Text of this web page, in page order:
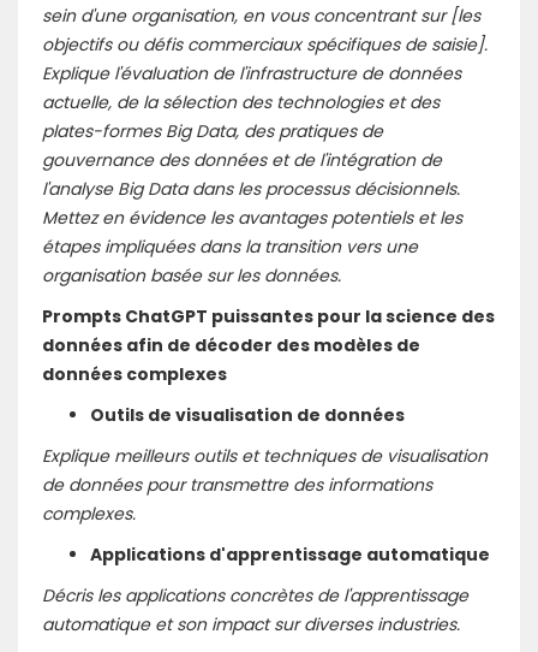
sein d'une organisation, en vous concentrant sur [les
objectifs ou défis commerciaux spécifiques de saisie].
Explique l'évaluation de l'infrastructure de données
actuelle, de la sélection des technologies et des
plates-formes Big Data, des pratiques de
gouvernance des données et de l'intégration de
l'analyse Big Data dans les processus décisionnels.
Mettez en évidence les avantages potentiels et les
étapes impliquées dans la transition vers une
organisation basée sur les données.
Prompts ChatGPT puissantes pour la science des
données afin de décoder des modèles de
données complexes
Outils de visualisation de données
Explique meilleurs outils et techniques de visualisation
de données pour transmettre des informations
complexes.
Applications d'apprentissage automatique
Décris les applications concrètes de l'apprentissage
automatique et son impact sur diverses industries.